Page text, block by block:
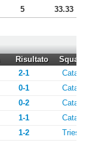
5 33.33
Risultato
2-1
0-1
0-2
1-1
1-2